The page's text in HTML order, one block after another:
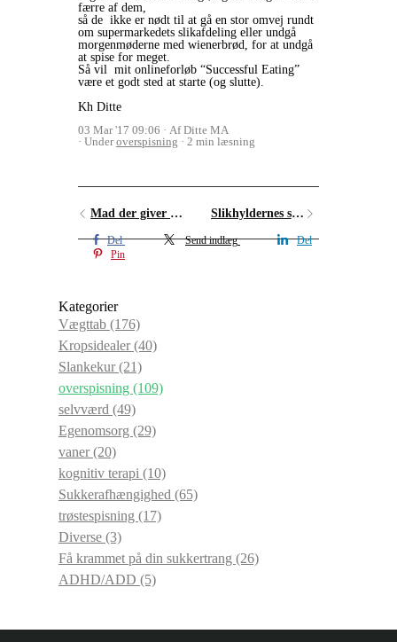
færre af dem,
så de ikke er nødt til at gå en stor omvej rundt
om supermarkedets slikafdeling eller undgå
morgenmøderne med wienerbrød, for at undgå
at spise for meget.
Så vil mit onlineforløb “Successful Eating”
være et godt sted at starte (og slutte).
Kh Ditte
03 Mar '17 09:06
Af Ditte MA
Underoverspisning 2 min læsning
Mad der giver dig rynker Slikhyldernes sirenesang
Del Send indlæg
Del
Pin
Kategorier
Vægttab (176)
Kropsidealer(40)
Slankekur(21)
overspisning (109)
selvværd (49)
Egenomsorg (29)
vaner(20)
kognitiv terapi (10)
Sukkerafhængighed (65)
trøstespisning (17)
Diverse (3)
Få krammet på din sukkertrang (26)
ADHD/ADD (5)